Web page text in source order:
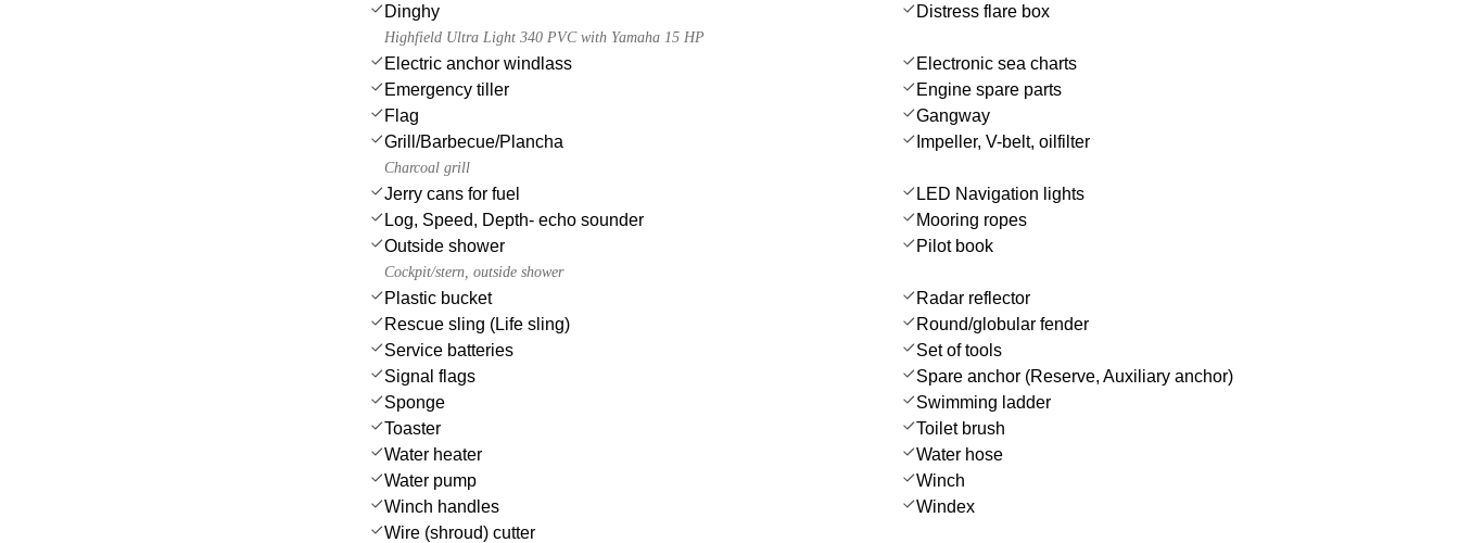
Dinghy
Highfield Ultra Light 340 PVC with Yamaha 15 HP
Distress flare box
Electric anchor windlass
Electronic sea charts
Emergency tiller
Engine spare parts
Flag
Gangway
Grill/Barbecue/Plancha
Charcoal grill
Impeller, V-belt, oilfilter
Jerry cans for fuel
LED Navigation lights
Log, Speed, Depth- echo sounder
Mooring ropes
Outside shower
Cockpit/stern, outside shower
Pilot book
Plastic bucket
Radar reflector
Rescue sling (Life sling)
Round/globular fender
Service batteries
Set of tools
Signal flags
Spare anchor (Reserve, Auxiliary anchor)
Sponge
Swimming ladder
Toaster
Toilet brush
Water heater
Water hose
Water pump
Winch
Winch handles
Windex
Wire (shroud) cutter